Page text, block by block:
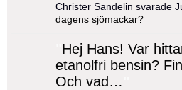
Christer Sandelin svarade
dagens sjömackar?
Hej Hans! Var
etanolfri bensin?
Och vad…